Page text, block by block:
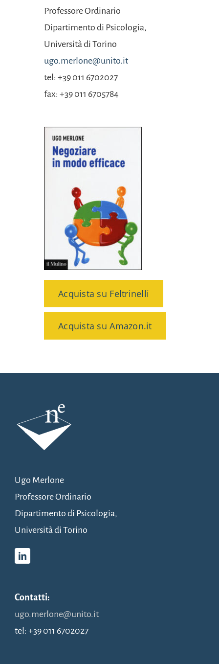
Professore Ordinario
Dipartimento di Psicologia,
Universitàdi Torino
ugo.merlone@unito.it
tel: +39 011 6702027
fax: +39 011 6705784
Acquista su Feltrinelli
Acquista su Amazon.it
Ugo Merlone
Professore Ordinario
Dipartimento di Psicologia,
Università di Torino
Contatti:
ugo.merlone@unito.it
tel: +39 011 6702027